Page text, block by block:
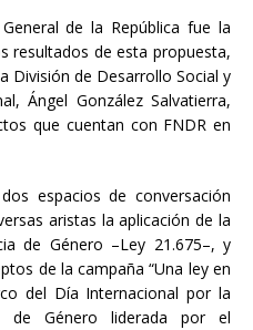
de la República fue la
resultados de esta propuesta,
División de Desarrollo Social y
Ángel González Salvatierra,
que cuentan con FNDR en
espacios de conversación
aristas la aplicación de la
de Género –Ley 21.675–, y
de la campaña “Una ley en
del Día Internacional por la
de Género liderada por el